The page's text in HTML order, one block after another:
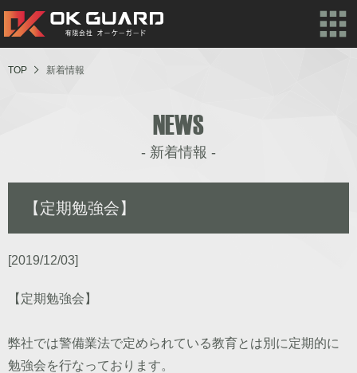
TOP 新着情報
NEWS
新着情報
【定期勉強会】
[2019/12/03]
【定期勉強会】
弊社では警備業法で定められている教育とは別に定期的に
勉強会を行なっております。